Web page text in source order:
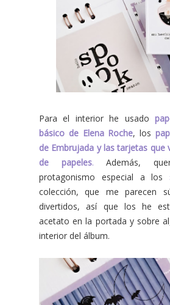
Para el interior he usado
básico de Elena Roche, los
de Embrujada y las tarjetas que
de papeles. Además,
protagonismo especial a los
colección, que me parecen
divertidos, así que los he
acetato en la portada y sobre
interior del álbum.